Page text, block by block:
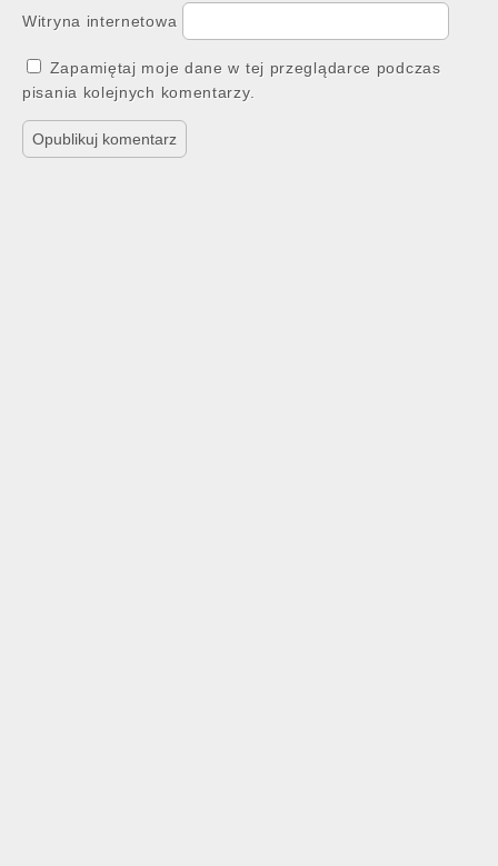
Witryna internetowa
Zapamiętaj moje dane w tej przeglądarce podczas
pisania kolejnych komentarzy.